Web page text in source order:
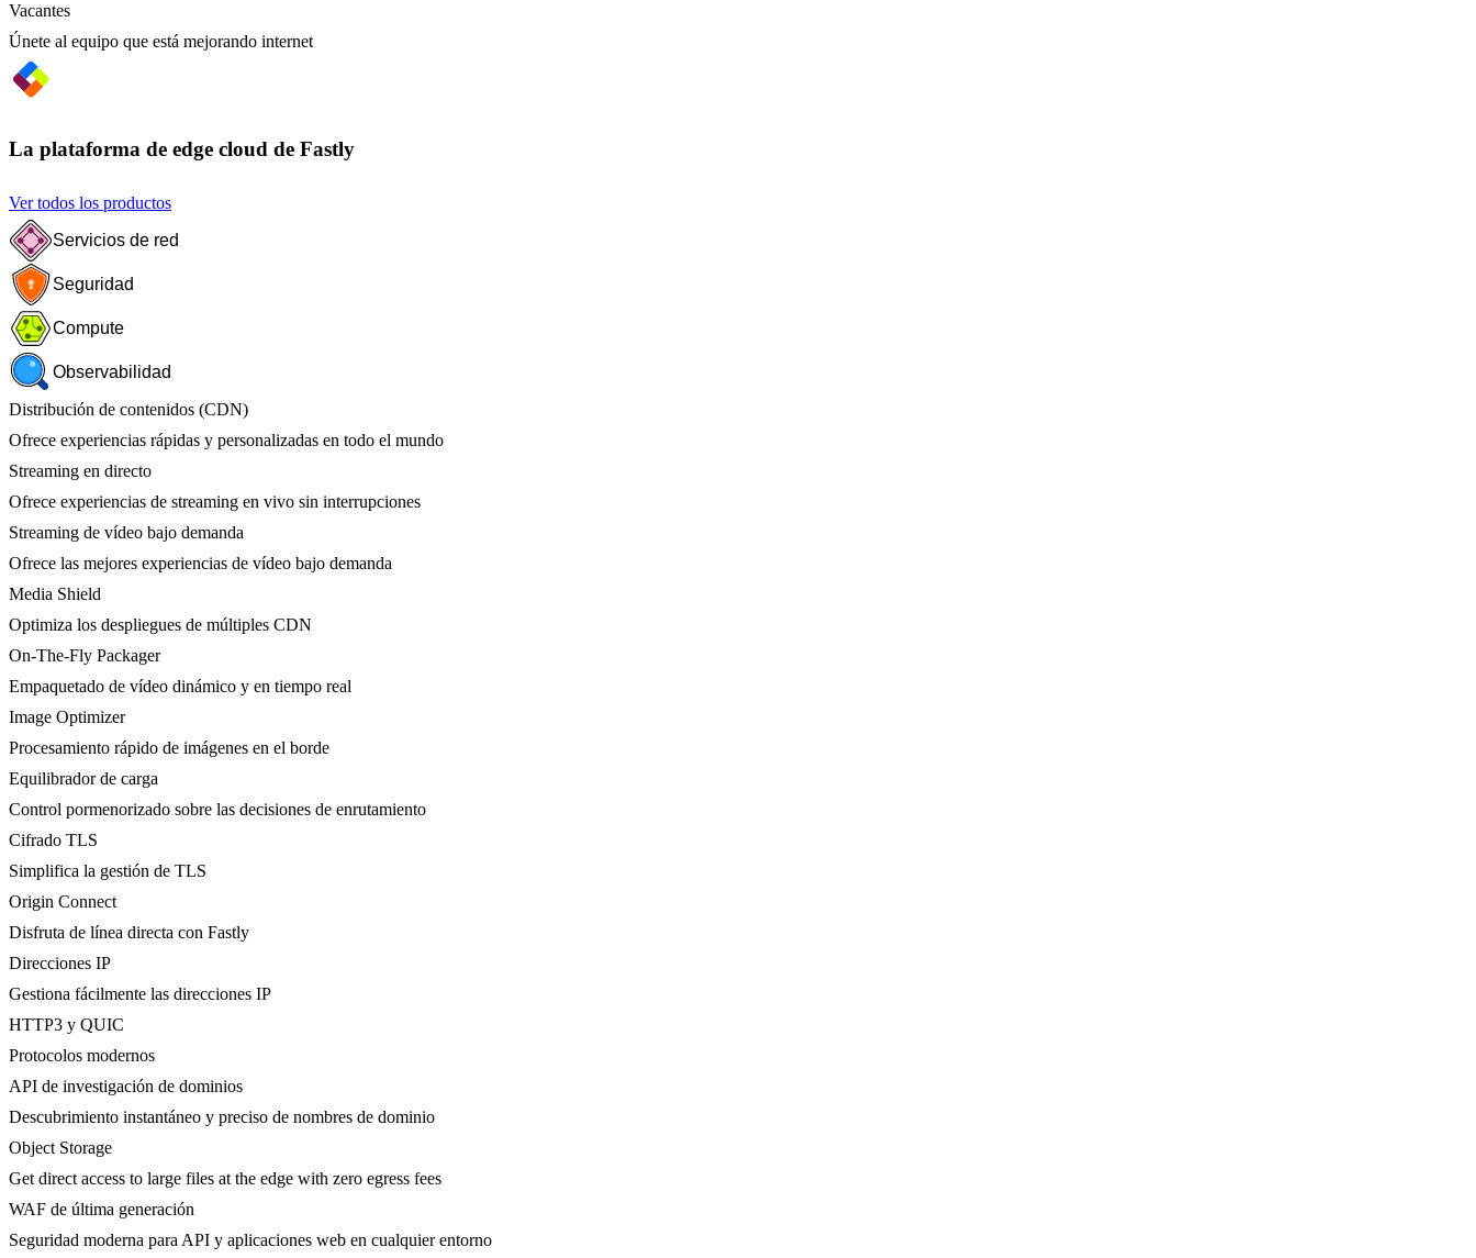
Vacantes
Únete al equipo que está mejorando internet
La plataforma de edge cloud de Fastly
Ver todos los productos
Servicios de red
Seguridad
Compute
Observabilidad
Distribución de contenidos (CDN)
Ofrece experiencias rápidas y personalizadas en todo el mundo
Streaming en directo
Ofrece experiencias de streaming en vivo sin interrupciones
Streaming de vídeo bajo demanda
Ofrece las mejores experiencias de vídeo bajo demanda
Media Shield
Optimiza los despliegues de múltiples CDN
On-The-Fly Packager
Empaquetado de vídeo dinámico y en tiempo real
Image Optimizer
Procesamiento rápido de imágenes en el borde
Equilibrador de carga
Control pormenorizado sobre las decisiones de enrutamiento
Cifrado TLS
Simplifica la gestión de TLS
Origin Connect
Disfruta de línea directa con Fastly
Direcciones IP
Gestiona fácilmente las direcciones IP
HTTP3 y QUIC
Protocolos modernos
API de investigación de dominios
Descubrimiento instantáneo y preciso de nombres de dominio
Object Storage
Get direct access to large files at the edge with zero egress fees
WAF de última generación
Seguridad moderna para API y aplicaciones web en cualquier entorno